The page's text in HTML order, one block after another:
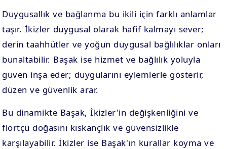
Duygusallık ve bağlanma bu ikili için farklı anlamlar
taşır. İkizler duygusal olarak hafif kalmayı sever;
derin taahhütler ve yoğun duygusal bağlılıklar onları
bunaltabilir. Başak ise hizmet ve bağlılık yoluyla
güven inşa eder; duygularını eylemlerle gösterir,
düzen ve güvenlik arar.
Bu dinamikte Başak, İkizler'in değişkenliğini ve
flörtçü doğasını kıskançlık ve güvensizlikle
karşılayabilir. İkizler ise Başak'ın kurallar koyma ve